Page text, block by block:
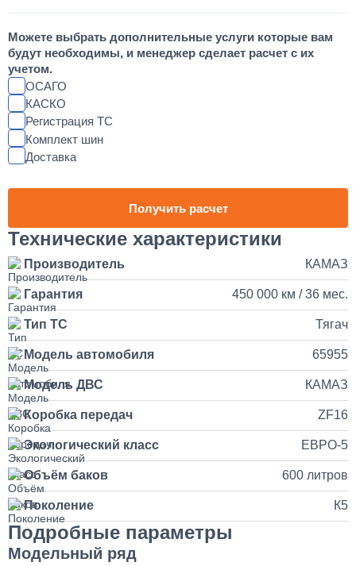
55 000
Установка магнитолы и динамиков в КАМАЗ
Наращивание кузова и бортов на КАМАЗ
150 000
от 5 до 10 дней
Установка и подключение рации с антенной на КАМАЗ
35 000
1 день
Установка продувочного пистолета в кабину
3 500
Можете выбрать дополнительные услуги которые вам
будут необходимы, и менеджер сделает расчет с их
учетом.
ОСАГО
КАСКО
Регистрация ТС
Комплект шин
Доставка
Получить расчет
Технические характеристики
Производитель КАМАЗ
Гарантия 450 000 км / 36 мес.
Тип ТС Тягач
Модель автомобиля 65955
Модель ДВС КАМАЗ
Коробка передач ZF16
Экологический класс ЕВРО-5
Объём баков 600 литров
Поколение К5
Подробные параметры
Модельный ряд